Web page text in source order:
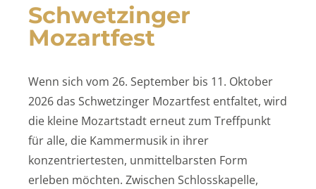
Schwetzinger
Mozartfest
Wenn sich vom 26. September bis 11. Oktober
2026 das Schwetzinger Mozartfest entfaltet, wird
die kleine Mozartstadt erneut zum Treffpunkt
für alle, die Kammermusik in ihrer
konzentriertesten, unmittelbarsten Form
erleben möchten. Zwischen Schlosskapelle,